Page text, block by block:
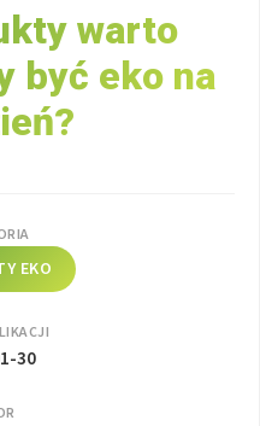
warto
być eko na
EKO
30